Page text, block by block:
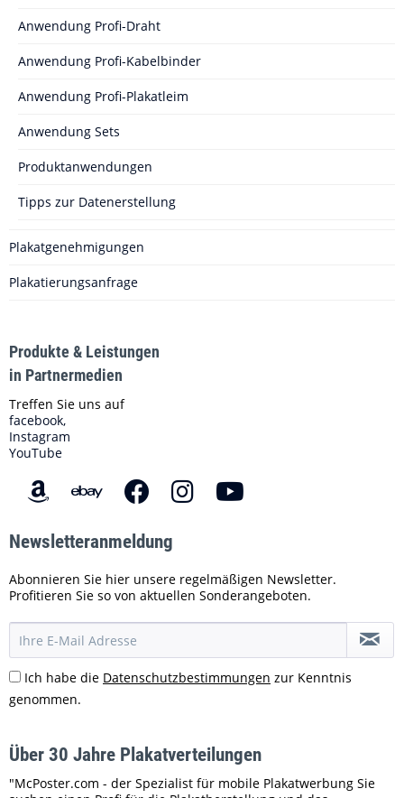
Anwendung Profi-Draht
Anwendung Profi-Kabelbinder
Anwendung Profi-Plakatleim
Anwendung Sets
Produktanwendungen
Tipps zur Datenerstellung
Plakatgenehmigungen
Plakatierungsanfrage
Produkte & Leistungen
in Partnermedien
Treffen Sie uns auf
facebook,
Instagram
YouTube
Newsletteranmeldung
Abonnieren Sie hier unsere regelmäßigen Newsletter.
Profitieren Sie so von aktuellen Sonderangeboten.
Ich habe die Datenschutzbestimmungen zur Kenntnis
genommen.
Über 30 Jahre Plakatverteilungen
"McPoster.com - der Spezialist für mobile Plakatwerbung Sie